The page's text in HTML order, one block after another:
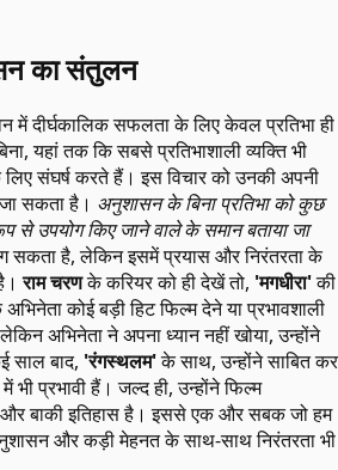
का संतुलन
में दीर्घकालिक सफलता के लिए केवल प्रतिभा ही
यहां तक कि सबसे प्रतिभाशाली व्यक्ति भी
लिए संघर्ष करते हैं। इस विचार को उनकी अपनी
सकता है। अनुशासन के बिना प्रतिभा को कुछ
से उपयोग किए जाने वाले के समान बताया जा
सकता है, लेकिन इसमें प्रयास और निरंतरता के
है।राम चरणके करियर को ही देखें तो, 'मगधीरा'की
कोई बड़ी हिट फिल्म देने या प्रभावशाली
अभिनेता ने अपना ध्यान नहीं खोया, उन्होंने
साल बाद, 'रंगस्थलम'के साथ, उन्होंने साबित कर
भी प्रभावी हैं। जल्द ही, उन्होंने फिल्म
बाकी इतिहास है। इससे एक और सबक जो हम
और कड़ी मेहनत के साथ-साथ निरंतरता भी